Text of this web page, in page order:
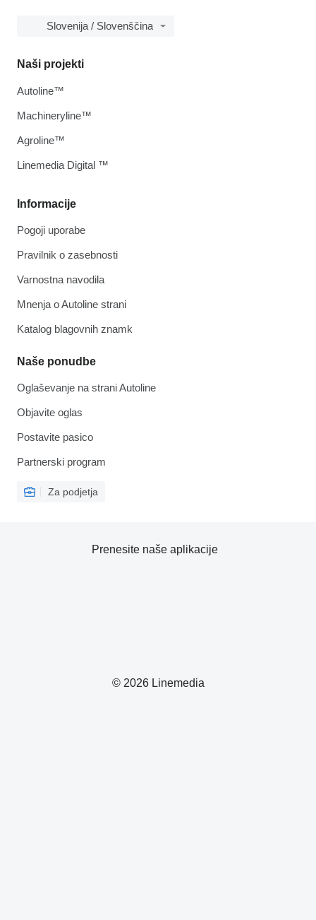
Slovenija / Slovenščina
Informacije
Pogoji uporabe
Pravilnik o zasebnosti
Varnostna navodila
Mnenja o Autoline strani
Katalog blagovnih znamk
Naše ponudbe
Oglaševanje na strani Autoline
Objavite oglas
Postavite pasico
Partnerski program
Za podjetja
Naši projekti
Autoline™
Machineryline™
Agroline™
Linemedia Digital ™
© 2026 Linemedia
Prenesite naše aplikacije